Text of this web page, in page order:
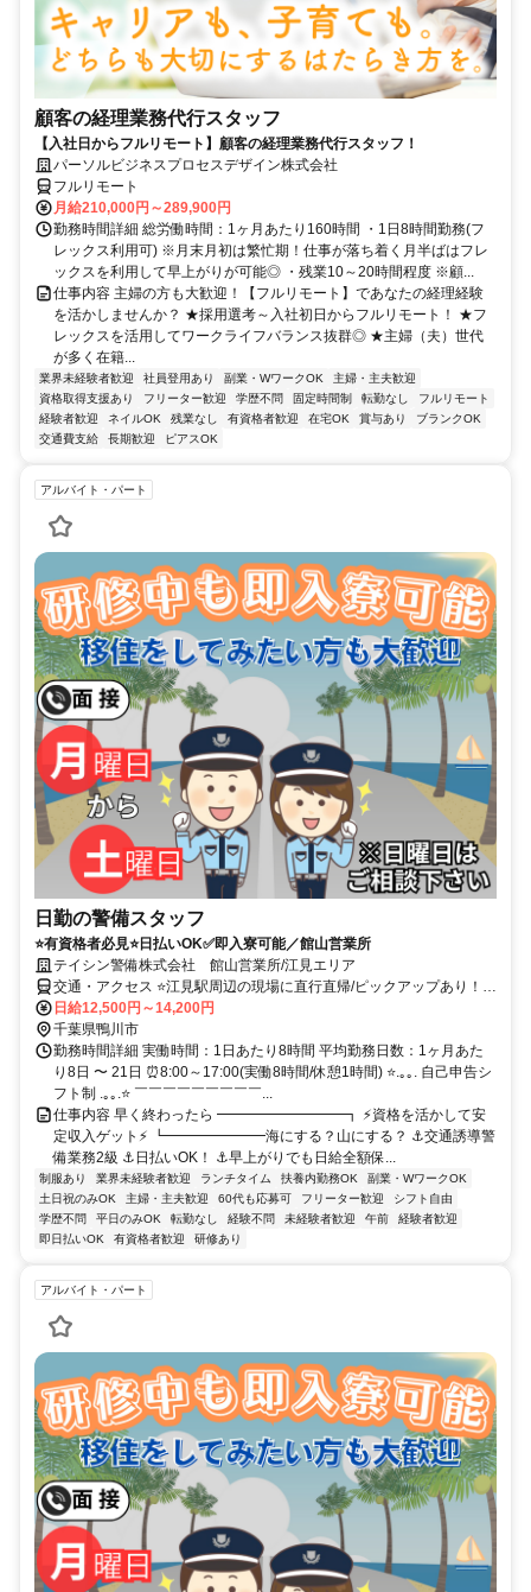
顧客の経理業務代行スタッフ
【入社日からフルリモート】顧客の経理業務代行スタッフ！
パーソルビジネスプロセスデザイン株式会社
フルリモート
月給210,000円～289,900円
勤務時間詳細 総労働時間：1ヶ月あたり160時間 ・1日8時間勤務(フ
レックス利用可) ※月末月初は繁忙期！仕事が落ち着く月半ばはフレ
ックスを利用して早上がりが可能◎ ・残業10～20時間程度 ※顧...
仕事内容 主婦の方も大歓迎！【フルリモート】であなたの経理経験
を活かしませんか？ ★採用選考～入社初日からフルリモート！ ★フ
レックスを活用してワークライフバランス抜群◎ ★主婦（夫）世代
が多く在籍...
業界未経験者歓迎 社員登用あり 副業・WワークOK
主婦・主夫歓迎
資格取得支援あり
フリーター歓迎 学歴不問 固定時間制 転勤なし
フルリモート
経験者歓迎
ネイルOK 残業なし 有資格者歓迎 在宅OK 賞与あり
ブランクOK
交通費支給
長期歓迎 ピアスOK
アルバイト・パート
日勤の警備スタッフ
⭐有資格者必見⭐日払いOK✅即入寮可能／館山営業所
テイシン警備株式会社 館山営業所/江見エリア
交通・アクセス ⭐江見駅周辺の現場に直行直帰/ピックアップあり！移
動の心配は不要です♪
日給12,500円～14,200円
千葉県鴨川市
勤務時間詳細 実働時間：1日あたり8時間 平均勤務日数：1ヶ月あた
り8日 〜 21日 ⏰8:00～17:00(実働8時間/休憩1時間) ⭐.｡｡. 自己申告シ
フト制 .｡｡.⭐ ￣￣￣￣￣￣￣￣￣...
仕事内容 早く終わったら ━━━━━━━━━┓ ⚡資格を活かして安
定収入ゲット⚡ ┗━━━━━━━海にする？山にする？ ⚓交通誘導警
備業務2級 ⚓日払いOK！ ⚓早上がりでも日給全額保...
制服あり 業界未経験者歓迎 ランチタイム 扶養内勤務OK
副業・WワークOK
土日祝のみOK
主婦・主夫歓迎 60代も応募可 フリーター歓迎
シフト自由
学歴不問
平日のみOK 転勤なし 経験不問 未経験者歓迎 午前
経験者歓迎
即日払いOK
有資格者歓迎 研修あり
アルバイト・パート